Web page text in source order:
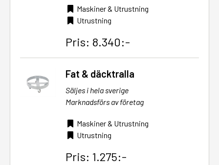
Maskiner & Utrustning
Utrustning
Pris: 8.340:-
Fat & däcktralla
Säljes i hela sverige
Marknadsförs av företag
Maskiner & Utrustning
Utrustning
Pris: 1.275:-